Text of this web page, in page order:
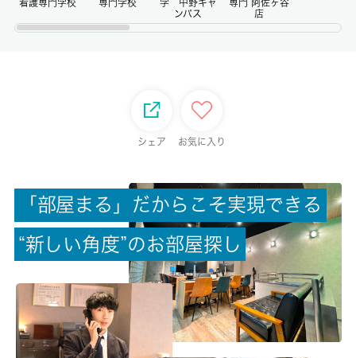
権利金/雑費
駐車場/料金
無/-
有/-
保険名/保険期間
看護専門学校
専門学校
学 中野キャ
ンパス
専門 阿佐ヶ谷
店
シェア お気に入り
「 部屋 ま る 」 だ か ら こ そ実現で き る
“新 し い角 度”のお部屋探 し